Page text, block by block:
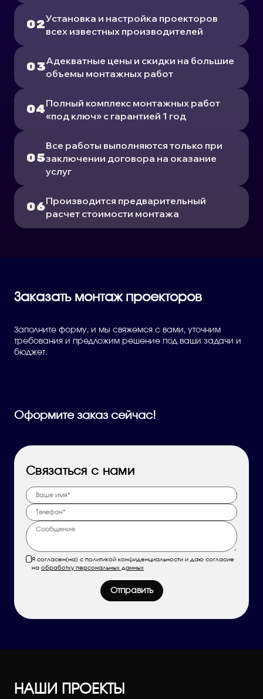
Установка и настройка проекторов
всех известных производителей
Адекватные цены и скидки на большие
объемы монтажных работ
Полный комплекс монтажных работ
«под ключ» с гарантией 1 год
Все работы выполняются только при
заключении договора на оказание
услуг
Производится предварительный
расчет стоимости монтажа
Заказать монтаж проекторов
Заполните форму, и мы свяжемся с вами, уточним
требования и предложим решение под ваши задачи и
бюджет.
Оформите заказ сейчас!
Связаться с нами
Я согласен(на) с политикой конфиденциальности и даю согласие
на обработку персональных данных
Отправить
НАШИ ПРОЕКТЫ